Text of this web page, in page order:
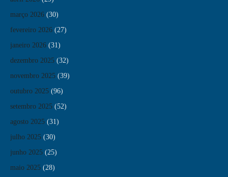
março 2026 (30)
fevereiro 2026 (27)
janeiro 2026 (31)
dezembro 2025 (32)
novembro 2025 (39)
outubro 2025 (96)
setembro 2025 (52)
agosto 2025 (31)
julho 2025 (30)
junho 2025 (25)
maio 2025 (28)